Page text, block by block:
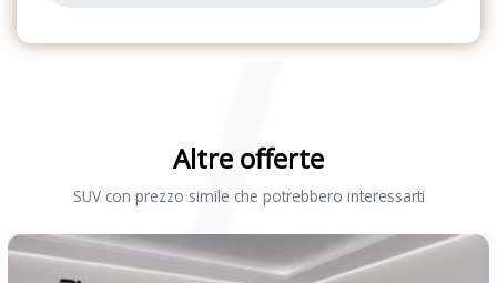
Tappetini
Pomello del cambio in pelle
Predisposizione isofix
Predisposizione per telefono cellulare con bluetooth
Radio ready2discover con display touchscreen 8 (predisposizione
Altre offerte
SUV con prezzo simile che potrebbero interessarti